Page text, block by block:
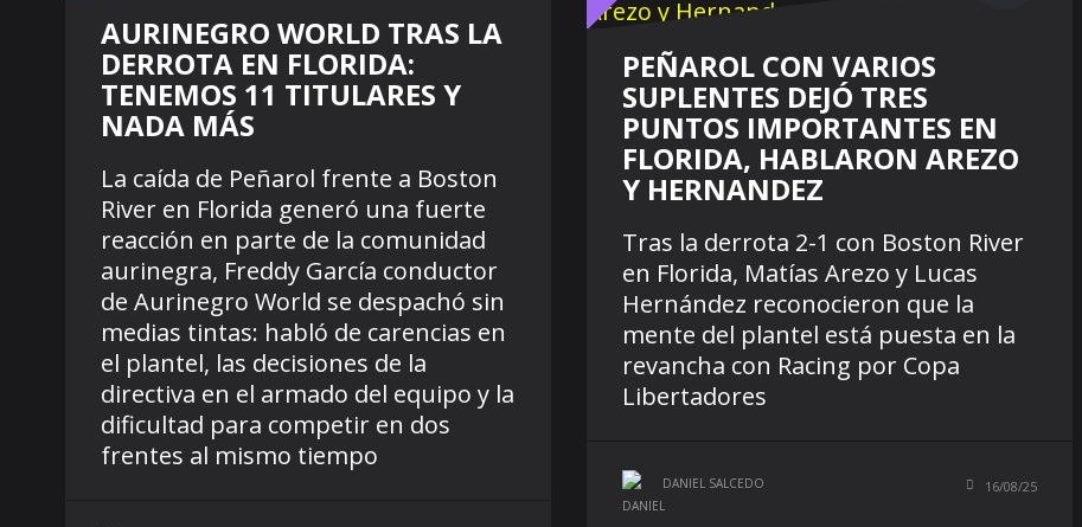
AURINEGRO WORLD TRAS LA
DERROTA EN FLORIDA:
TENEMOS 11 TITULARES Y
NADA MÁS
La caída de Peñarol frente a Boston
River en Florida generó una fuerte
reacción en parte de la comunidad
aurinegra, Freddy García conductor
de Aurinegro World se despachó sin
medias tintas: habló de carencias en
el plantel, las decisiones de la
directiva en el armado del equipo y la
dificultad para competir en dos
frentes al mismo tiempo
PEÑAROL CON VARIOS
SUPLENTES DEJÓ TRES
PUNTOS IMPORTANTES EN
FLORIDA, HABLARON AREZO
Y HERNANDEZ
Tras la derrota 2-1 con Boston River
en Florida, Matías Arezo y Lucas
Hernández reconocieron que la
mente del plantel está puesta en la
revancha con Racing por Copa
Libertadores
DANIEL SALCEDO 16/08/25